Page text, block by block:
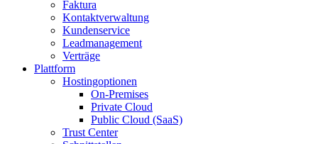
Faktura
Kontaktverwaltung
Kundenservice
Leadmanagement
Verträge
Plattform
Hostingoptionen
On-Premises
Private Cloud
Public Cloud (SaaS)
Trust Center